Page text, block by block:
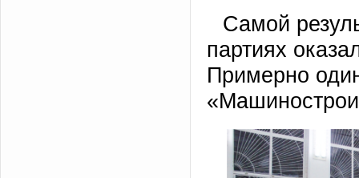
Самой
партиях
Примерно